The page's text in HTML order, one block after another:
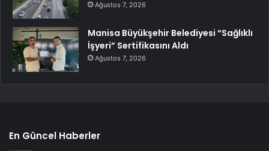
Ağustos 7, 2026
Manisa Büyükşehir Belediyesi “Sağlıklı
İşyeri” Sertifikasını Aldı
Ağustos 7, 2026
En Güncel Haberler